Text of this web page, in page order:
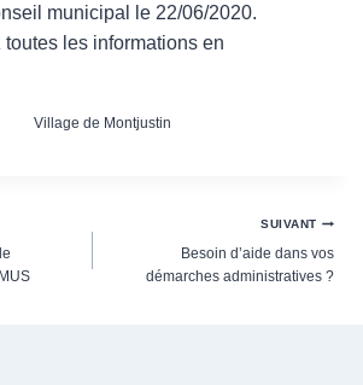
municipal le 22/06/2020.
toutes les informations en
SUIVANT
Besoin d’aide dans vos
démarches administratives ?